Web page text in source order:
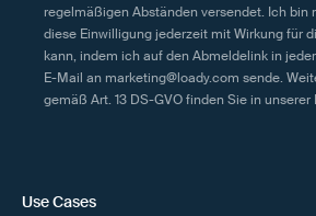
regelmäßigen Abständen versendet. Ich bin
diese Einwilligung jederzeit mit Wirkung für
kann, indem ich auf den Abmeldelink in
E-Mail an marketing@loady.com sende.
gemäß Art. 13 DS-GVO finden Sie in unserer
Use Cases